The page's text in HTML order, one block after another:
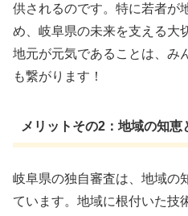
供されるのです。特に若者が
め、岐阜県の未来を支える大
地元が元気であることは、み
も繋がります！
メリットその2：地域の知恵
岐阜県の独自審査は、地域の
ています。地域に根付いた技